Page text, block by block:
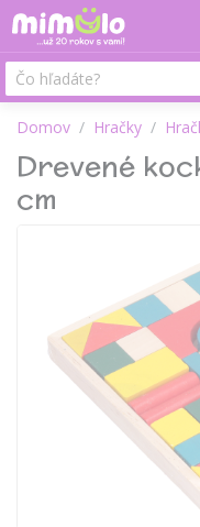
Domov Hračky
Drevené
cm